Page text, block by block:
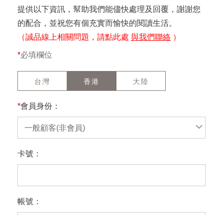
提供以下資訊，幫助我們能儘快處理及回覆，謝謝您
的配合，並祝您有個充實而愉快的閱讀生活。
（誠品線上相關問題，請點此處 與我們聯絡 ）
*必填欄位
台灣 香港 大陸
*會員身份：
一般顧客(非會員)
卡號：
帳號：